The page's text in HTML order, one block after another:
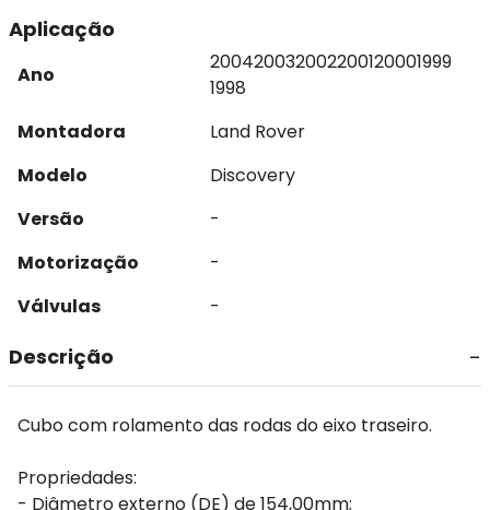
Aplicação
Ano
200420032002200120001999
1998
Montadora
Land Rover
Modelo
Discovery
Versão
-
Motorização
-
Válvulas
-
Descrição
Cubo com rolamento das rodas do eixo traseiro.
Propriedades:
- Diâmetro externo (DE) de 154,00mm;